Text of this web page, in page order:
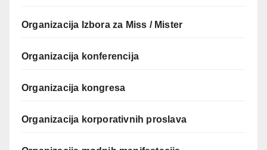
Organizacija Izbora za Miss / Mister
Organizacija konferencija
Organizacija kongresa
Organizacija korporativnih proslava